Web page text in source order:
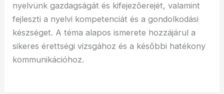
nyelvünk gazdagságát és kifejezőerejét, valamint
fejleszti a nyelvi kompetenciát és a gondolkodási
készséget. A téma alapos ismerete hozzájárul a
sikeres érettségi vizsgához és a későbbi hatékony
kommunikációhoz.